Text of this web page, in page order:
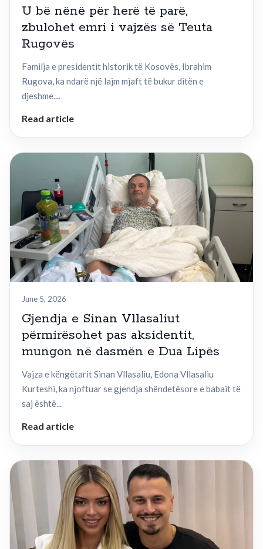
U bë nënë për herë të parë,
zbulohet emri i vajzës së Teuta
Rugovës
Familja e presidentit historik të Kosovës, Ibrahim
Rugova, ka ndarë një lajm mjaft të bukur ditën e
djeshme....
Read article
June 5, 2026
Gjendja e Sinan Vllasaliut
përmirësohet pas aksidentit,
mungon në dasmën e Dua Lipës
Vajza e këngëtarit Sinan Vllasaliu, Edona Vllasaliu
Kurteshi, ka njoftuar se gjendja shëndetësore e babait të
saj është...
Read article